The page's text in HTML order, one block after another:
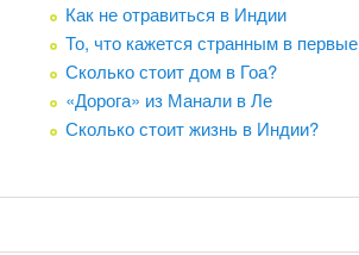
Как не отравиться в Индии
То, что кажется странным в
Сколько стоит дом в Гоа?
«Дорога» из Манали в Ле
Сколько стоит жизнь в Индии?